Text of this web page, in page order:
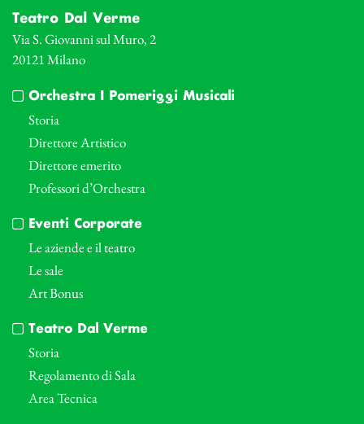
Teatro Dal Verme
Via S. Giovanni sul Muro, 2
20121 Milano
Orchestra I Pomeriggi Musicali
Storia
Direttore Artistico
Direttore emerito
Professori d’Orchestra
Eventi Corporate
Le aziende e il teatro
Le sale
Art Bonus
Teatro Dal Verme
Storia
Regolamento di Sala
Area Tecnica